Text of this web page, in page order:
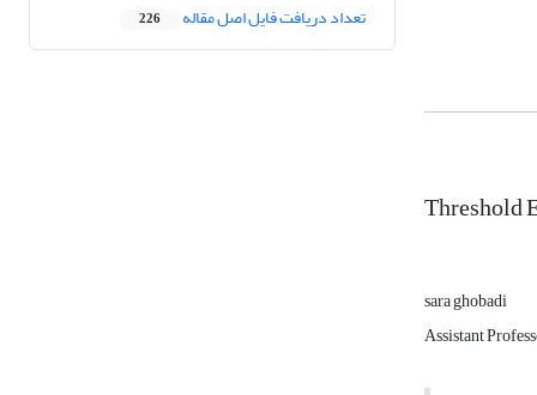
Threshold
sara ghobadi
Assistant
تعداد دریافت فایل اصل مقاله 226